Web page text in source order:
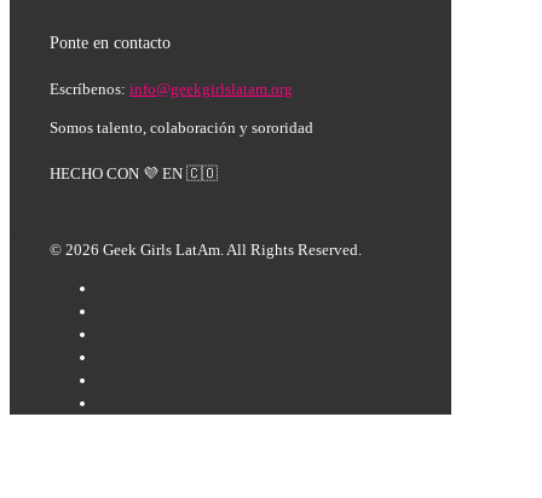
Ponte en contacto
Escríbenos: info@geekgirlslatam.org
Somos talento, colaboración y sororidad
HECHO CON 💜 EN 🇨🇴
© 2026 Geek Girls LatAm. All Rights Reserved.